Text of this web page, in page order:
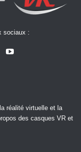
sociaux :
réalité virtuelle et la
des casques VR et